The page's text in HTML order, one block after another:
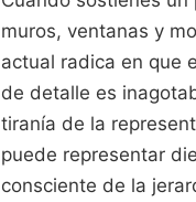
muros, ventanas y
actual radica en que
de detalle es
tiranía de la
puede representar
consciente de la